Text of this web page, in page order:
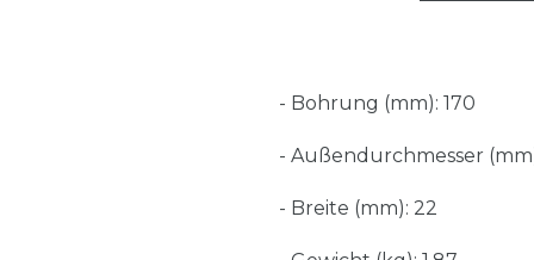
- Bohrung (mm): 170
- Außendurchmesser
- Breite (mm): 22